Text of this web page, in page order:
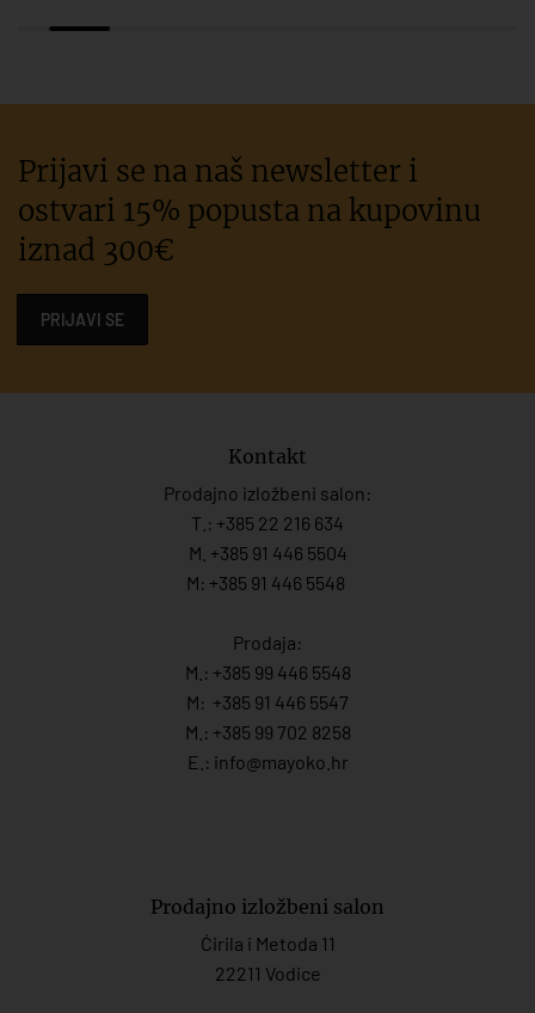
Prijavi se na naš newsletter i
ostvari 15% popusta na kupovinu
iznad 300€
PRIJAVI SE
Kontakt
Prodajno izložbeni salon:
T.: +385 22 216 634
M. +385 91 446 5504
M: +385 91 446 5548
Prodaja:
M.: +385 99 446 5548
M: +385 91 446 5547
M.: +385 99 702 8258
E.: info@mayoko. hr
Prodajno izložbeni salon
Ćirila i Metoda 11
22211 Vodice